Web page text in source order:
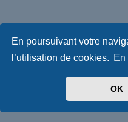
En poursuivant votre
l’utilisation de cookies.
OK